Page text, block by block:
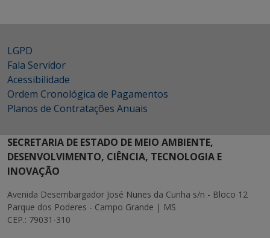
LGPD
Fala Servidor
Acessibilidade
Ordem Cronológica de Pagamentos
Planos de Contratações Anuais
SECRETARIA DE ESTADO DE MEIO AMBIENTE,
DESENVOLVIMENTO, CIÊNCIA, TECNOLOGIA E
INOVAÇÃO
Avenida Desembargador José Nunes da Cunha s/n - Bloco 12
Parque dos Poderes - Campo Grande | MS
CEP.: 79031-310